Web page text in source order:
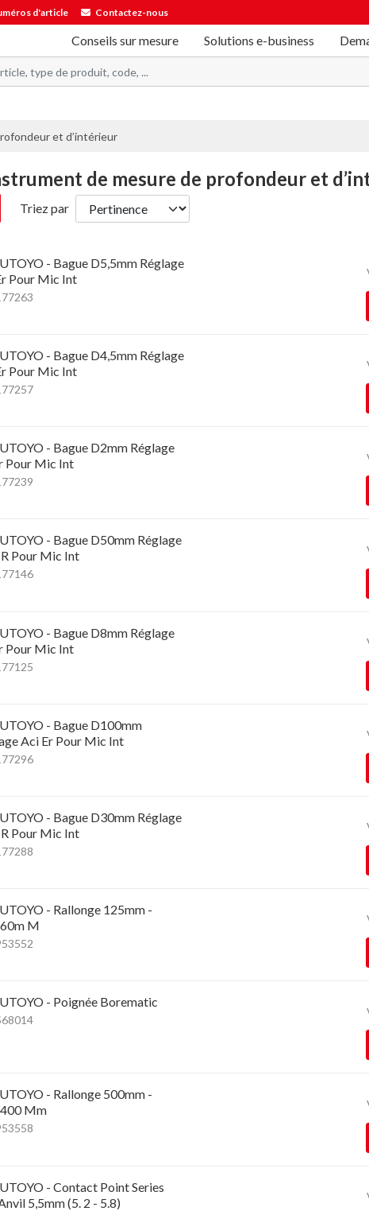
d'article Contactez-nous
Conseils sur mesure Solutions e-business
et d’intérieur
de mesure de profondeur et
Triez par
- Bague D5,5mm Réglage
Pour Mic Int
- Bague D4,5mm Réglage
Pour Mic Int
- Bague D2mm Réglage
Pour Mic Int
- Bague D50mm Réglage
Pour Mic Int
- Bague D8mm Réglage
Pour Mic Int
- Bague D100mm
Aci Er Pour Mic Int
- Bague D30mm Réglage
Pour Mic Int
- Rallonge 125mm -
M
- Poignée Borematic
- Rallonge 500mm -
Mm
- Contact Point Series
5,5mm (5. 2 - 5.8)